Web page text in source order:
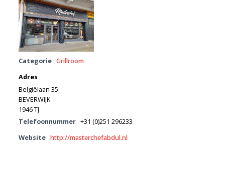
Categorie Grillroom
Adres
Belgiëlaan 35
BEVERWIJK
1946 TJ
Telefoonnummer +31 (0)251 296233
Website http://masterchefabdul.nl